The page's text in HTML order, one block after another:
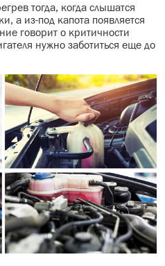
тогда, когда слышатся
а из-под капота появляется
говорит о критичности
нужно заботиться еще до